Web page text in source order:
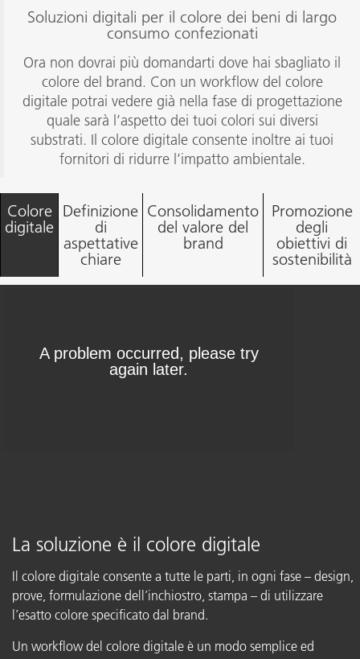
Soluzioni digitali per il colore dei beni di largo
consumo confezionati
Ora non dovrai più domandarti dove hai sbagliato il
colore del brand. Con un workflow del colore
digitale potrai vedere già nella fase di progettazione
quale sarà l’aspetto dei tuoi colori sui diversi
substrati. Il colore digitale consente inoltre ai tuoi
fornitori di ridurre l’impatto ambientale.
Colore
digitale
Definizione
di
aspettative
chiare
Consolidamento
del valore del
brand
Promozione
degli
obiettivi di
sostenibilità
La soluzione è il colore digitale
Il colore digitale consente a tutte le parti, in ogni fase – design,
prove, formulazione dell’inchiostro, stampa – di utilizzare
l’esatto colore specificato dal brand.
Un workflow del colore digitale è un modo semplice ed